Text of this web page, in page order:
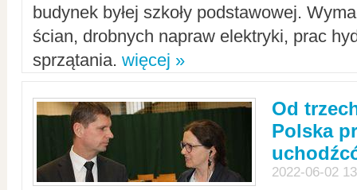
budynek byłej szkoły podstawowej.
ścian, drobnych napraw elektryki, prac
sprzątania. więcej »
Od
Polska
2022-06-02